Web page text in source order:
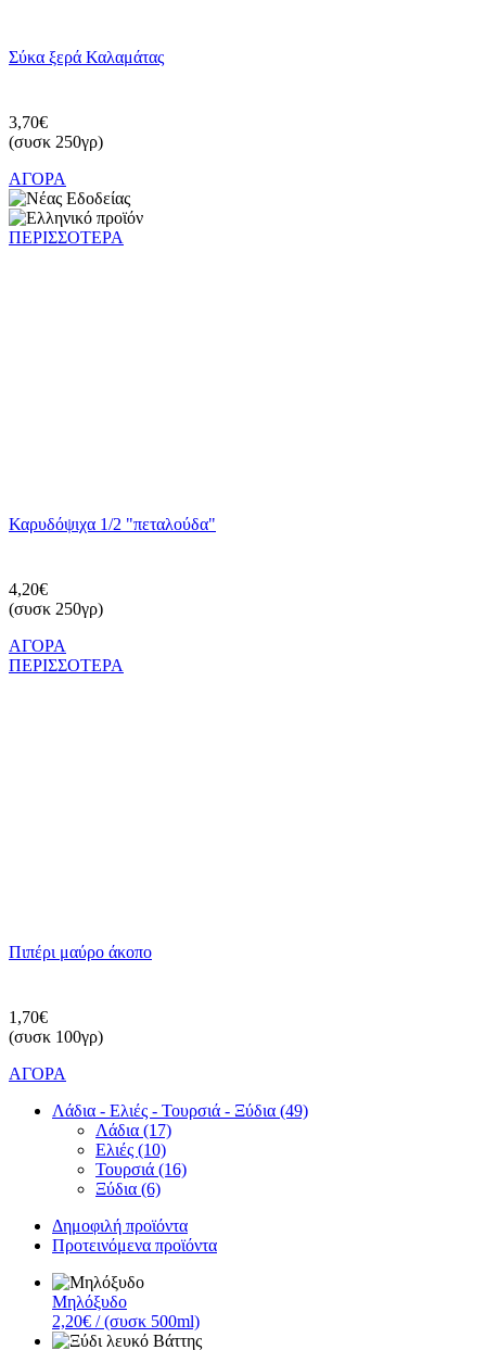
Σύκα ξερά Καλαμάτας
3,70€
(συσκ 250γρ)
ΑΓΟΡΑ
ΠΕΡΙΣΣΟΤΕΡΑ
Καρυδόψιχα 1/2 "πεταλούδα"
4,20€
(συσκ 250γρ)
ΑΓΟΡΑ
ΠΕΡΙΣΣΟΤΕΡΑ
Πιπέρι μαύρο άκοπο
1,70€
(συσκ 100γρ)
ΑΓΟΡΑ
Λάδια - Ελιές - Τουρσιά - Ξύδια (49)
Λάδια (17)
Ελιές (10)
Τουρσιά (16)
Ξύδια (6)
Δημοφιλή προϊόντα
Προτεινόμενα προϊόντα
Μηλόξυδο
2,20€ / (συσκ 500ml)